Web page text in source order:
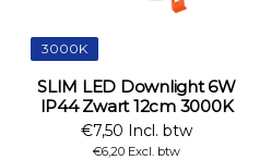
3000K
SLIM LED Downlight 6W
IP44 Zwart 12cm 3000K
€7,50 Incl. btw
€6,20 Excl. btw